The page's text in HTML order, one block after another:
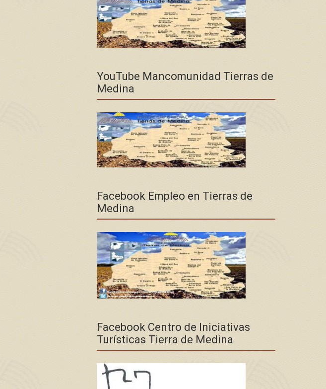
YouTube Mancomunidad Tierras de
Medina
Facebook Empleo en Tierras de
Medina
Facebook Centro de Iniciativas
Turísticas Tierra de Medina